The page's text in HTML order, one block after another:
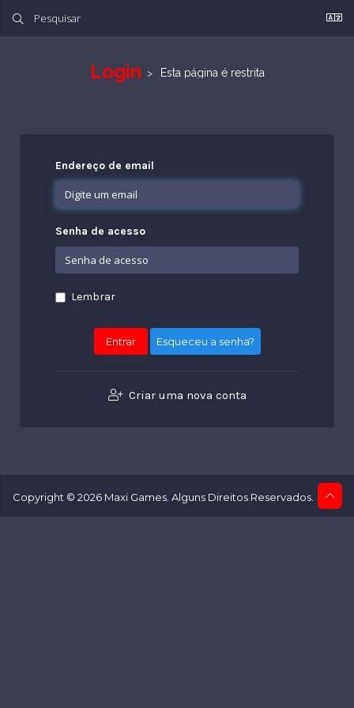
Login Esta página é restrita
Endereço de email
Senha de acesso
Lembrar
Esqueceu a senha?
Criar uma nova conta
Copyright © 2026 Maxi Games. Alguns Direitos Reservados.